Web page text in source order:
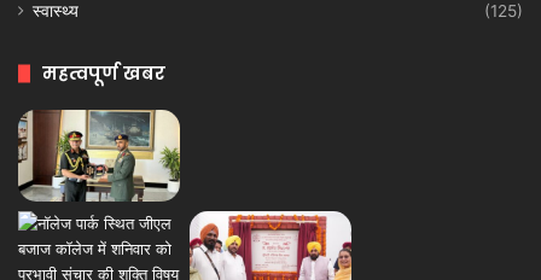
स्वास्थ्य
(125)
महत्वपूर्ण खबर